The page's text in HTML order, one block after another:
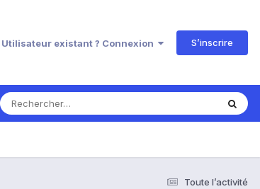
Utilisateur existant ? Connexion S’inscrire
Toute l’activité